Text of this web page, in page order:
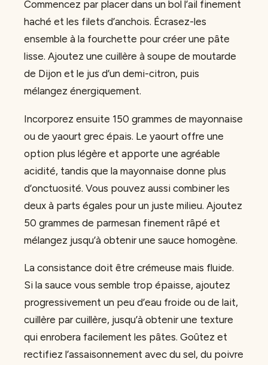
Commencez par placer dans un bol l’ail finement
haché et les filets d’anchois. Écrasez-les
ensemble à la fourchette pour créer une pâte
lisse. Ajoutez une cuillère à soupe de moutarde
de Dijon et le jus d’un demi-citron, puis
mélangez énergiquement.
Incorporez ensuite 150 grammes de mayonnaise
ou de yaourt grec épais. Le yaourt offre une
option plus légère et apporte une agréable
acidité, tandis que la mayonnaise donne plus
d’onctuosité. Vous pouvez aussi combiner les
deux à parts égales pour un juste milieu. Ajoutez
50 grammes de parmesan finement râpé et
mélangez jusqu’à obtenir une sauce homogène.
La consistance doit être crémeuse mais fluide.
Si la sauce vous semble trop épaisse, ajoutez
progressivement un peu d’eau froide ou de lait,
cuillère par cuillère, jusqu’à obtenir une texture
qui enrobera facilement les pâtes. Goûtez et
rectifiez l’assaisonnement avec du sel, du poivre